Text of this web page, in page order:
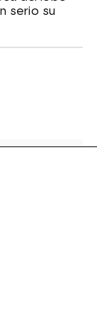
serio su